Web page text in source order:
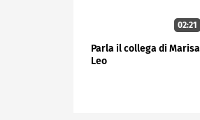
02:21
Parla il collega di Marisa
Leo